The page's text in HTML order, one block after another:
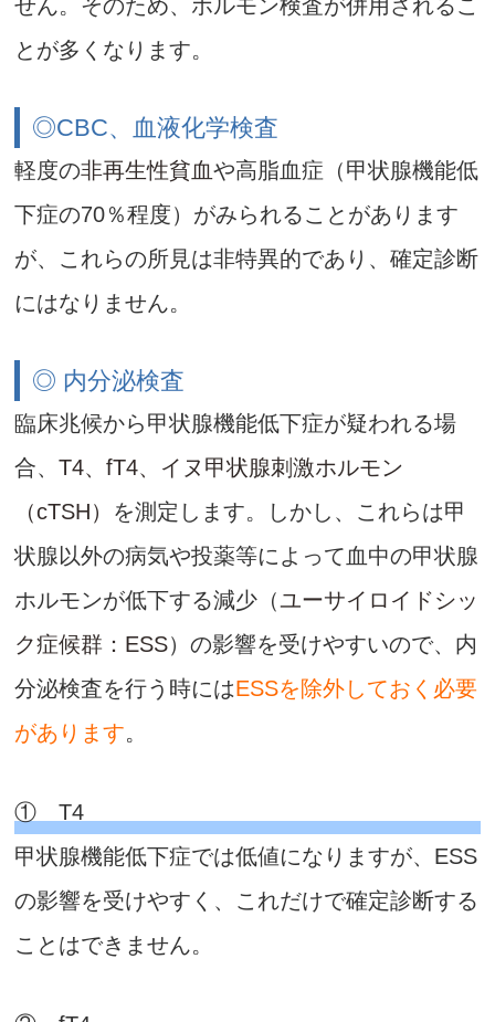
せん。そのため、ホルモン検査が併用されるこ
とが多くなります。
◎CBC、血液化学検査
軽度の非再生性貧血や高脂血症（甲状腺機能低
下症の70％程度）がみられることがあります
が、これらの所見は非特異的であり、確定診断
にはなりません。
◎ 内分泌検査
臨床兆候から甲状腺機能低下症が疑われる場
合、T4、fT4、イヌ甲状腺刺激ホルモン
（cTSH） を測定します。しかし、これらは甲
状腺以外の病気や投薬等によって血中の甲状腺
ホルモンが低下する減少（ユーサイロイドシッ
ク症候群：ESS）の影響を受けやすいので、内
分泌検査を行う時にはESSを除外しておく必要
があります。
① T4
甲状腺機能低下症では低値になりますが、ESS
の影響を受けやすく、これだけで確定診断する
ことはできません。